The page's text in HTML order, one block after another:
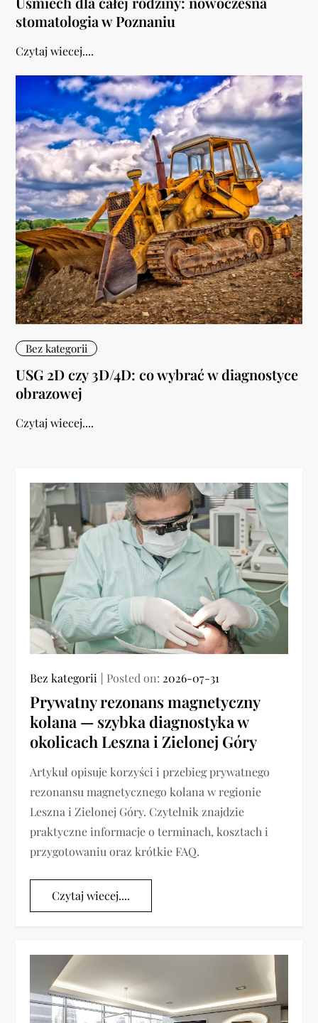
stomatologia w Poznaniu
Czytaj wiecej....
Bez kategorii
USG 2D czy 3D/4D: co wybrać w diagnostyce
obrazowej
Czytaj wiecej....
Bez kategorii Posted on: 2026-07-31
Prywatny rezonans magnetyczny
kolana — szybka diagnostyka w
okolicach Leszna i Zielonej Góry
Artykuł opisuje korzyści i przebieg prywatnego
rezonansu magnetycznego kolana w regionie
Leszna i Zielonej Góry. Czytelnik znajdzie
praktyczne informacje o terminach, kosztach i
przygotowaniu oraz krótkie FAQ.
Czytaj wiecej....